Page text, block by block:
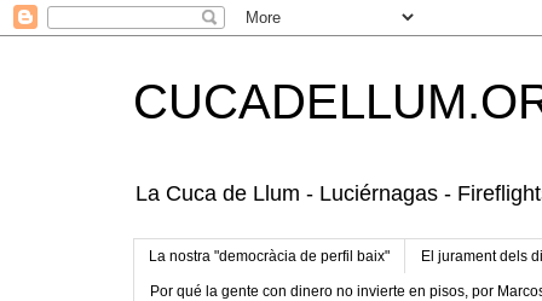
La Cuca de Llum - Luciérnagas -
La nostra "democràcia de perfil baix" El jurament dels
Por qué la gente con dinero no invierte en pisos, por